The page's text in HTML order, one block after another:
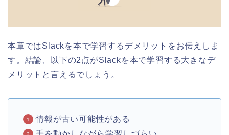
本章ではSlackを本で学習するデメリットをお伝えしま
す。結論、以下の2点がSlackを本で学習する大きなデ
メリットと言えるでしょう。
情報が古い可能性がある